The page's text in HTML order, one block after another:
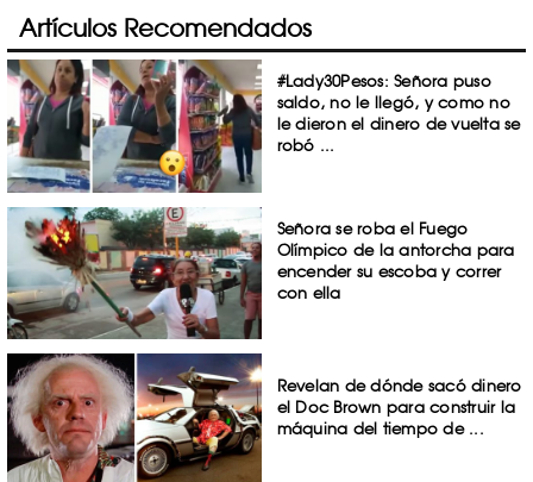
Artículos Recomendados
#Lady30Pesos: Señora puso
saldo, no le llegó, y como no
le dieron el dinero de vuelta se
robó ...
Señora se roba el Fuego
Olímpico de la antorcha para
encender su escoba y correr
con ella
Revelan de dónde sacó dinero
el Doc Brown para construir la
máquina del tiempo de ...